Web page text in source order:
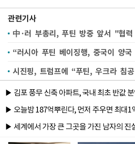
관련기사
中·러 부총리, 푸틴 방중 앞서 "협
“러시아 푸틴 베이징행, 중국이 양
시진핑, 트럼프에 “푸틴, 우크라 침